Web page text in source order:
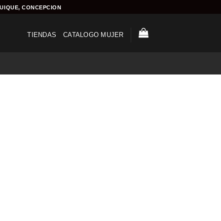
CONCEPCION
TIENDAS CATALOGO MUJER